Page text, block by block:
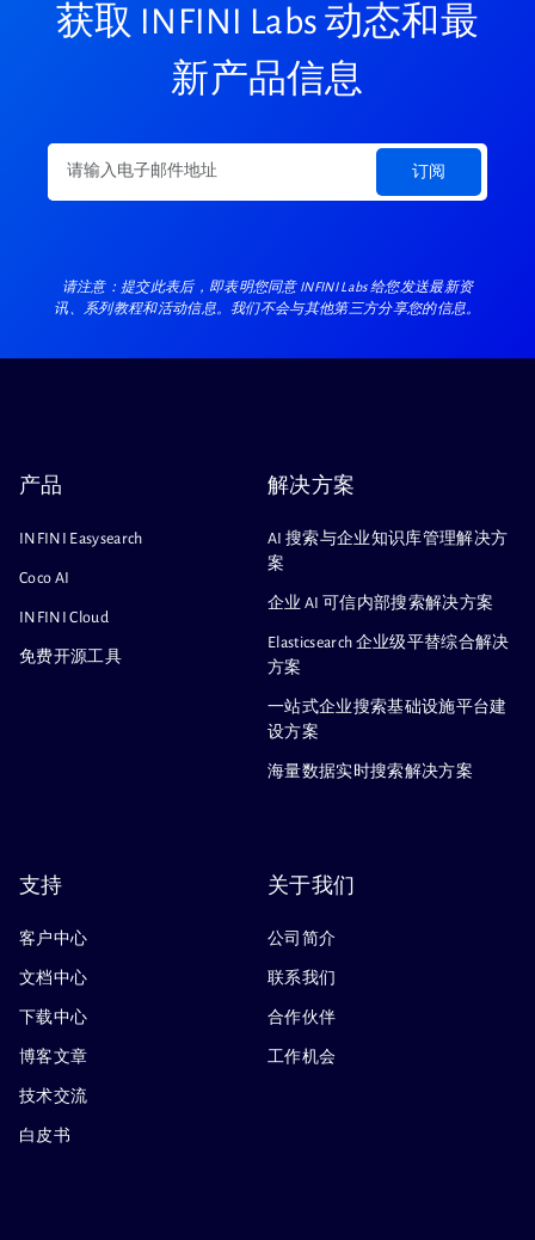
获取 INFINI Labs 动态和最
新产品信息
订阅
请注意：提交此表后，即表明您同意 INFINI Labs 给您发送最新资
讯、系列教程和活动信息。我们不会与其他第三方分享您的信息。
产品
INFINI Easysearch
Coco AI
INFINI Cloud
免费开源工具
解决方案
AI 搜索与企业知识库管理解决方
案
企业 AI 可信内部搜索解决方案
Elasticsearch 企业级平替综合解决
方案
一站式企业搜索基础设施平台建
设方案
海量数据实时搜索解决方案
支持
客户中心
文档中心
下载中心
博客文章
技术交流
白皮书
关于我们
公司简介
联系我们
合作伙伴
工作机会